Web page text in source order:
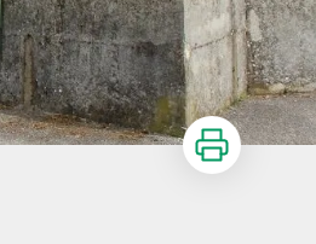
Imprimer